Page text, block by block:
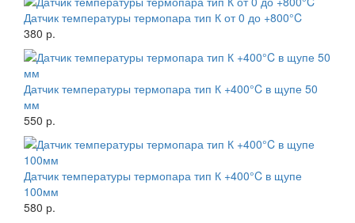
Датчик температуры термопара тип К от 0 до +800°C
380 р.
Датчик температуры термопара тип К +400°C в щупе 50
мм
550 р.
Датчик температуры термопара тип К +400°C в щупе
100мм
580 р.